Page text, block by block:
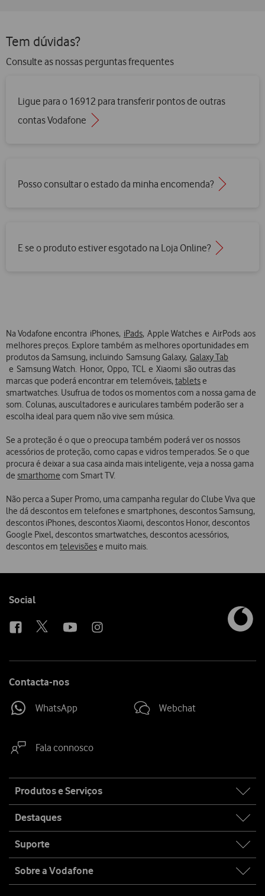
Tem dúvidas?
Consulte as nossas perguntas frequentes
Ligue para o 16912 para transferir pontos de outras
contas Vodafone
Posso consultar o estado da minha encomenda?
E se o produto estiver esgotado na Loja Online?
Na Vodafone encontra iPhones, iPads, Apple Watches e AirPods aos
melhores preços. Explore também as melhores oportunidades em
produtos da Samsung, incluindo Samsung Galaxy, Galaxy Tab
e Samsung Watch. Honor, Oppo, TCL e Xiaomi são outras das
marcas que poderá encontrar em telemóveis,tabletse
smartwatches. Usufrua de todos os momentos com a nossa gama de
som. Colunas, auscultadores e auriculares também poderão ser a
escolha ideal para quem não vive sem música.
Se a proteção é o que o preocupa também poderá ver os nossos
acessórios de proteção, como capas e vidros temperados. Se o que
procura é deixar a sua casa ainda mais inteligente, veja a nossa gama
de smarthome com Smart TV.
Não perca a Super Promo, uma campanha regular do Clube Viva que
lhe dá descontos em telefones e smartphones, descontos Samsung,
descontos iPhones, descontos Xiaomi, descontos Honor, descontos
Google Pixel, descontos smartwatches, descontos acessórios,
descontos em televisõese muito mais.
Follow
Social
Contacta-nos
WhatsApp Webchat
Fala connosco
map
Produtos e Serviços
Destaques
Suporte
Sobre a Vodafone